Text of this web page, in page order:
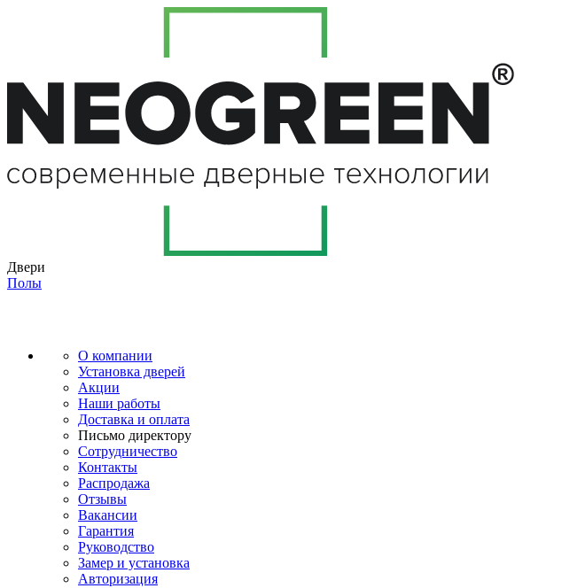
Двери
Полы
О компании
Установка дверей
Акции
Наши работы
Доставка и оплата
Письмо директору
Сотрудничество
Контакты
Распродажа
Отзывы
Вакансии
Гарантия
Руководство
Замер и установка
Авторизация